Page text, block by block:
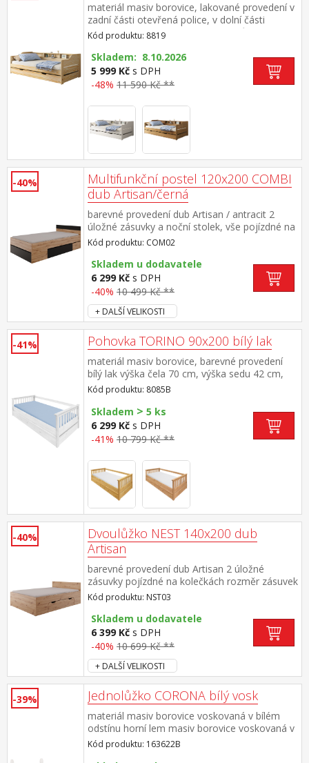
materiál masiv borovice, lakované provedení v
zadní části otevřená police, v dolní části
výsuvná přistýlka cena včetně roštů (dřevěné
laťkové), matrace nejsou v ceně doporučená
výška matrace pro přistýlku 10 cm doporučený
rozměr matrací 90 × 200 cm
Kód produktu: 8819
Skladem: 8.10.2026
5 999 Kč s DPH
-48% 11 590 Kč **
-40%
Multifunkční postel 120x200 COMBI
dub Artisan/černá
barevné provedení dub Artisan / antracit 2
úložné zásuvky a noční stolek, vše pojízdné na
kolečkách možno sestavit se zásuvkami na L/P
straně rozměr nočního stolku (š/v/h) 45 × 48 ×
23 cm rozměr větší zásuvky (š/h/v) 108 × 62 ×
18 cm rozměr menší zásuvky (š/h/v) 119 × 42
× 18 cm zásuvky a noční stolek jsou v ceně,
matrace a rošt nejsou v ceně doporučený
rozměr matrace a roštu 120 × 200
cm minimální doporučená výška matrace je 12
cm maximální nosnosti zásuvek jsou uvedeny
v návodu k montáži
Kód produktu: COM02
Skladem u dodavatele
6 299 Kč s DPH
-40% 10 499 Kč **
+ DALŠÍ VELIKOSTI
-41% Pohovka TORINO 90x200 bílý lak
materiál masiv borovice, barevné provedení
bílý lak výška čela 70 cm, výška sedu 42 cm,
cena bez roštu a matrace minimální
doporučená výška matrace 15 cm doporučený
rozměr matrace 90 × 200 cm a rošt R1 k
pohovce možno dokoupit výsuvnou přistýlku
TORINO 8086B nebo 8086BK
Kód produktu: 8085B
Skladem > 5 ks
6 299 Kč s DPH
-41% 10 799 Kč **
-40%
Dvoulůžko NEST 140x200 dub
Artisan
barevné provedení dub Artisan 2 úložné
zásuvky pojízdné na kolečkách rozměr zásuvek
(š/h/v) 120 × 59 × 26 cm zásuvky jsou v ceně,
matrace a rošt nejsou v ceně doporučený
rozměr matrace 140 × 200 cm a rošt
R3minimální doporučená výška matrace je 12
cm maximální nosnosti zásuvek jsou uvedeny
v návodu k montáži
Kód produktu: NST03
Skladem u dodavatele
6 399 Kč s DPH
-40% 10 699 Kč **
+ DALŠÍ VELIKOSTI
-39% Jednolůžko CORONA bílý vosk
materiál masiv borovice voskovaná v bílém
odstínu horní lem masiv borovice voskovaná v
medovém odstínu cena bez roštu a
matrace doporučený rozměr matrace 90 × 200
Kód produktu: 163622B